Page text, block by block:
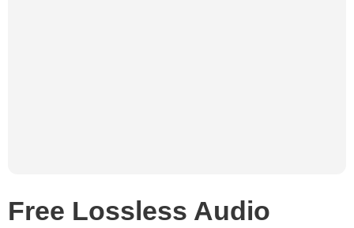
Free Lossless Audio